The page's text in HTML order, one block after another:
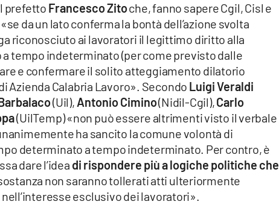
prefetto Francesco Zitoche, fanno sapere Cgil, Cisl e
da un lato conferma la bontà dell’azione svolta
riconosciuto ai lavoratori il legittimo diritto alla
tempo indeterminato (per come previsto dalle
e confermare il solito atteggiamento dilatorio
Azienda Calabria Lavoro». Secondo Luigi Veraldi
(Uil), Antonio Cimino(Nidil-Cgil),Carlo
(UilTemp) «non può essere altrimenti visto il verbale
ha sancito la comune volontà di
determinato a tempo indeterminato. Per contro, è
dare l’idea di rispondere più a logiche politiche che
non saranno tollerati atti ulteriormente
esclusivo dei lavoratori».